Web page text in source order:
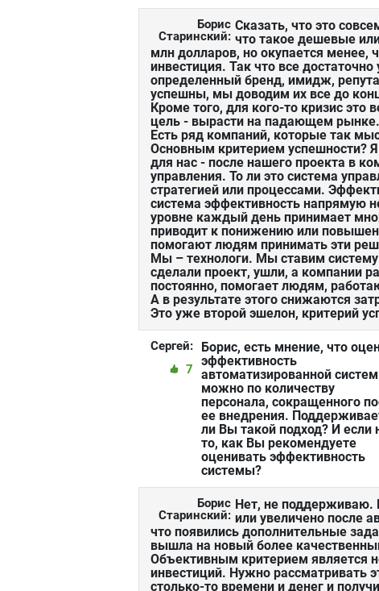
Борис
Старинский:
Сказать, что это
что такое дешевые
млн долларов, но окупается менее,
инвестиция. Так что все
определенный бренд, имидж,
успешны, мы доводим их все до
Кроме того, для кого-то кризис
цель - вырасти на падающем
Есть ряд компаний, которые так
Основным критерием успешности?
для нас - после нашего проекта в
управления. То ли это система
стратегией или процессами.
система эффективность напрямую
уровне каждый день принимает
приводит к понижению или
помогают людям принимать эти
Мы – технологи. Мы ставим
сделали проект, ушли, а компании
постоянно, помогает людям,
А в результате этого снижаются
Это уже второй эшелон, критерий
Сергей:
7
Борис, есть мнение, что
эффективность
автоматизированной
можно по количеству
персонала, сокращенного
ее внедрения.
ли Вы такой подход? И если
то, как Вы рекомендуете
оценивать эффективность
системы?
Борис
Старинский:
Нет, не поддерживаю.
или увеличено после
что появились дополнительные
вышла на новый более
Объективным критерием является
инвестиций. Нужно рассматривать
столько-то времени и денег и